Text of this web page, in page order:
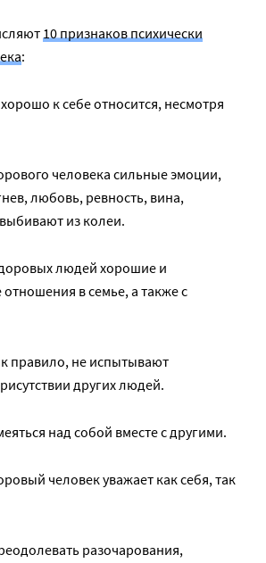
10 признаков психически
:
к себе относится, несмотря
человека сильные эмоции,
любовь, ревность, вина,
из колеи.
людей хорошие и
в семье, а также с
правило, не испытывают
других людей.
над собой вместе с другими.
человек уважает как себя, так
разочарования,